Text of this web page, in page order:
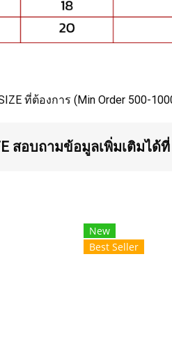
ที่ต้องการ (Min Order 500-
สอบถามข้อมูลเพิ่มเติมได้ที่
New
Best Seller